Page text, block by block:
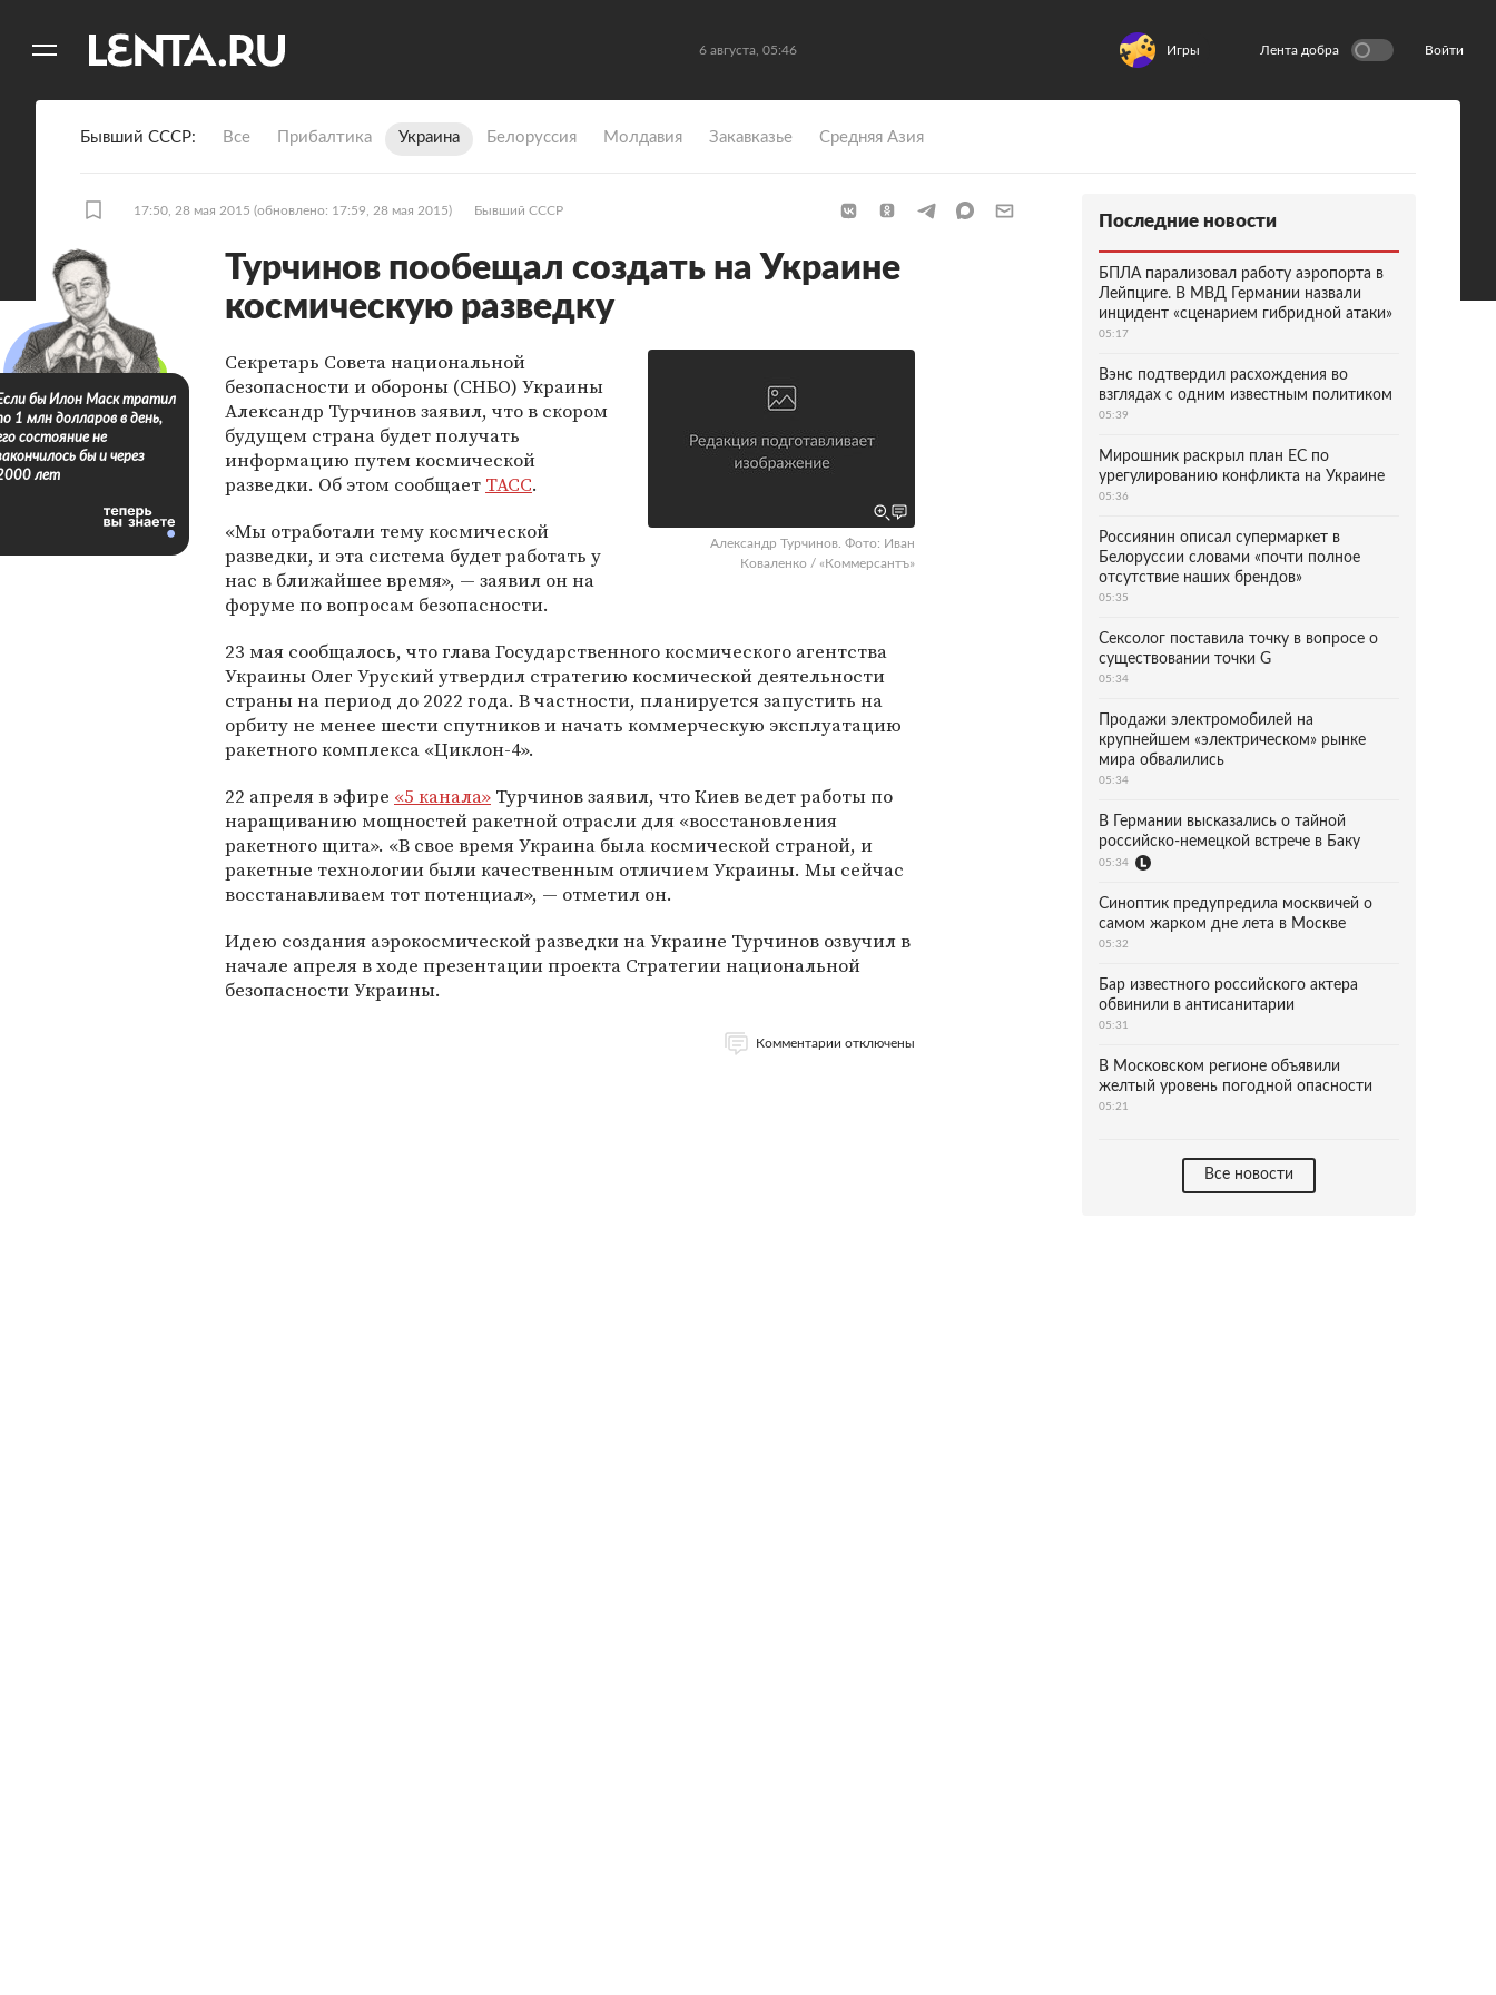
6 августа, 05:46 Игры Лента добра Войти
Бывший СССР Все Прибалтика Украина Белоруссия Молдавия Закавказье Средняя Азия
17:50, 28 мая 2015 (обновлено: 17:59, 28 мая 2015) Бывший СССР
Турчинов пообещал создать на Украине
космическую разведку
Александр Турчинов. Фото: Иван
Коваленко / «Коммерсантъ»
Секретарь Совета национальной
безопасности и обороны (СНБО) Украины
Александр Турчинов заявил, что в скором
будущем страна будет получать
информацию путем космической
разведки. Об этом сообщает ТАСС.
«Мы отработали тему космической
разведки, и эта система будет работать у
нас в ближайшее время», — заявил он на
форуме по вопросам безопасности.
23 мая сообщалось, что глава Государственного космического агентства
Украины Олег Уруский утвердил стратегию космической деятельности
страны на период до 2022 года. В частности, планируется запустить на
орбиту не менее шести спутников и начать коммерческую эксплуатацию
ракетного комплекса «Циклон-4».
22 апреля в эфире «5 канала» Турчинов заявил, что Киев ведет работы по
наращиванию мощностей ракетной отрасли для «восстановления
ракетного щита». «В свое время Украина была космической страной, и
ракетные технологии были качественным отличием Украины. Мы сейчас
восстанавливаем тот потенциал», — отметил он.
Идею создания аэрокосмической разведки на Украине Турчинов озвучил в
начале апреля в ходе презентации проекта Стратегии национальной
безопасности Украины.
Комментарии отключены
бы Илон Маск тратил
1 млн долларов в день,
состояние не
бы и через
лет
Последние новости
БПЛА парализовал работу аэропорта в
Лейпциге. В МВД Германии назвали
инцидент «сценарием гибридной атаки»
05:17
Вэнс подтвердил расхождения во
взглядах с одним известным политиком
05:39
Мирошник раскрыл план ЕС по
урегулированию конфликта на Украине
05:36
Россиянин описал супермаркет в
Белоруссии словами «почти полное
отсутствие наших брендов»
05:35
Сексолог поставила точку в вопросе о
существовании точки G
05:34
Продажи электромобилей на
крупнейшем «электрическом» рынке
мира обвалились
05:34
В Германии высказались о тайной
российско-немецкой встрече в Баку
05:34
Синоптик предупредила москвичей о
самом жарком дне лета в Москве
05:32
Бар известного российского актера
обвинили в антисанитарии
05:31
В Московском регионе объявили
желтый уровень погодной опасности
05:21
Все новости